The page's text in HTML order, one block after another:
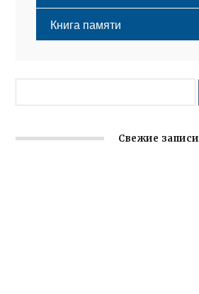
Книга памяти
Свежие записи